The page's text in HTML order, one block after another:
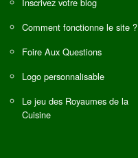
Inscrivez votre blog
Comment fonctionne le site ?
Foire Aux Questions
Logo personnalisable
Le jeu des Royaumes de la
Cuisine